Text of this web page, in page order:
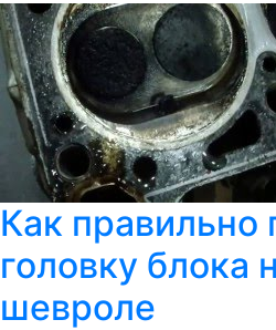
Как правильно
головку блока
шевроле